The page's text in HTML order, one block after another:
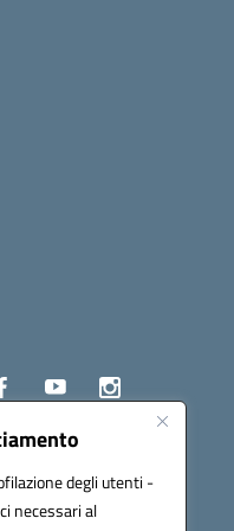
degli utenti -
necessari al